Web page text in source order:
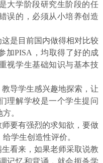
大学阶段研究生阶段的任
误的，必须从小培养创造
是目前国内做得相对比较
加PISA，均取得了好的成
视学生基础知识与基本技
导学生感兴趣地探索，让
理解学校是一个学生提问
。
要有强烈的求知欲，要做
学生创造性评价。
看来，如果老师采取说教
记忆和背诵，就会扼杀学